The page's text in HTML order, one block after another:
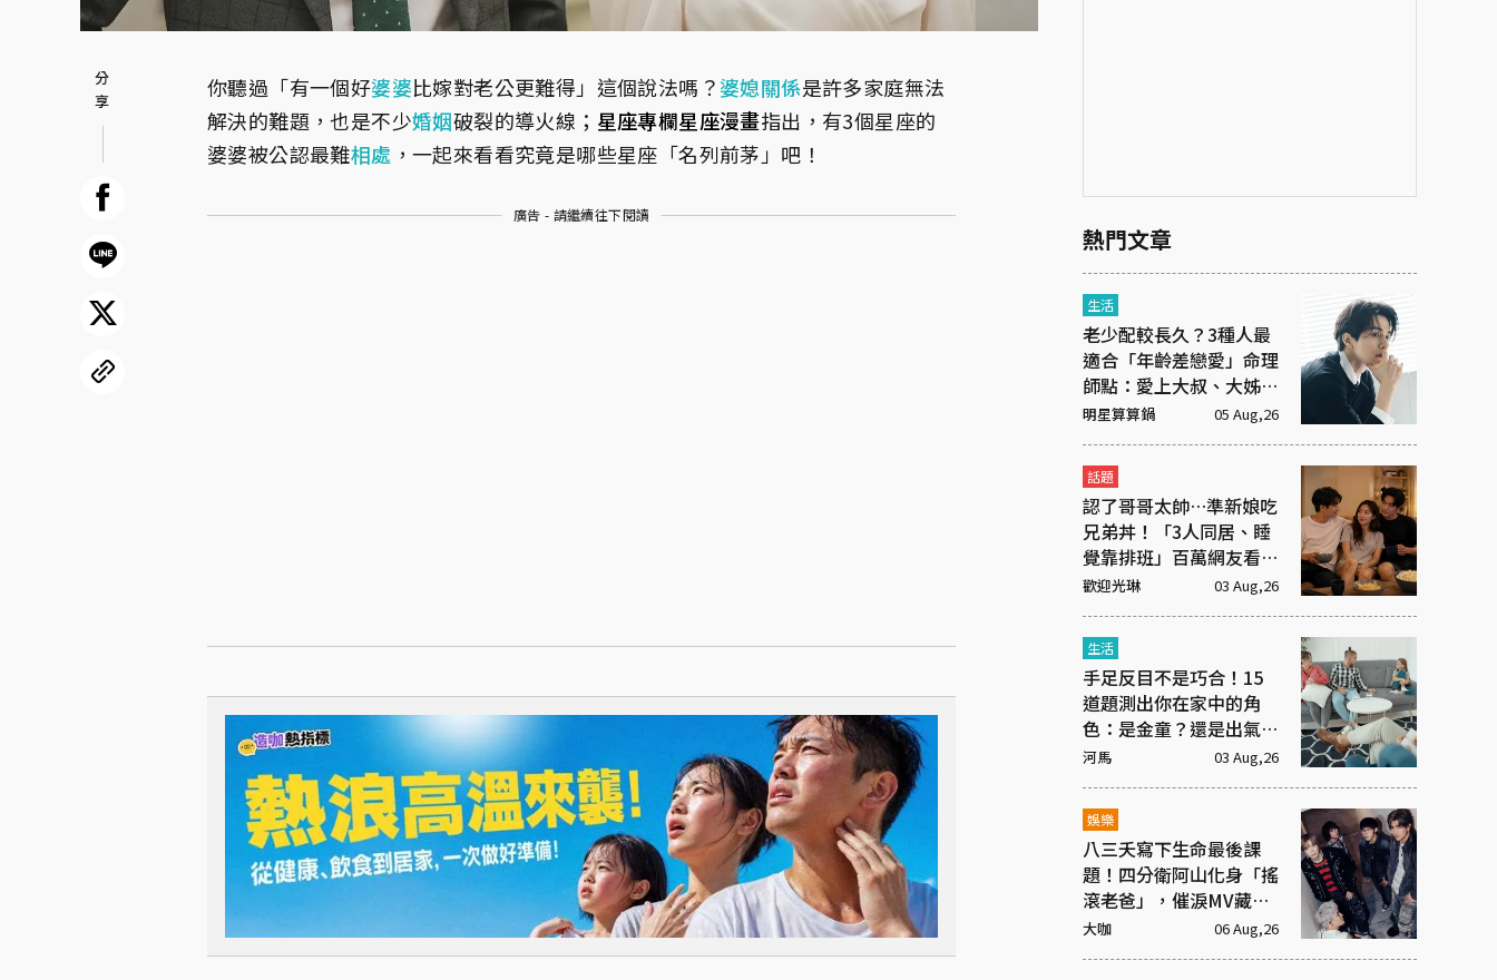
你聽過「有一個好婆婆比嫁對老公更難得」這個說法嗎？婆媳關係是許多家庭無法
解決的難題，也是不少婚姻破裂的導火線； 星座專欄星座漫畫指出，有3個星座的
婆婆被公認最難相處 ，一起來看看究竟是哪些星座「名列前茅」吧！
廣告 - 請繼續往下閱讀
熱門文章
生活
老少配較長久？3種人最
適合「年齡差戀愛」命理
師點：愛上大叔、大姊有
原因
明星算算鍋 05 Aug,26
話題
認了哥哥太帥…準新娘吃
兄弟丼！「3人同居、睡
覺靠排班」百萬網友看傻
眼
歡迎光琳 03 Aug,26
生活
手足反目不是巧合！15
道題測出你在家中的角
色：是金童？還是出氣
筒？
河馬 03 Aug,26
娛樂
八三夭寫下生命最後課
題！四分衛阿山化身「搖
滾老爸」，催淚MV藏大
洋蔥
大咖 06 Aug,26